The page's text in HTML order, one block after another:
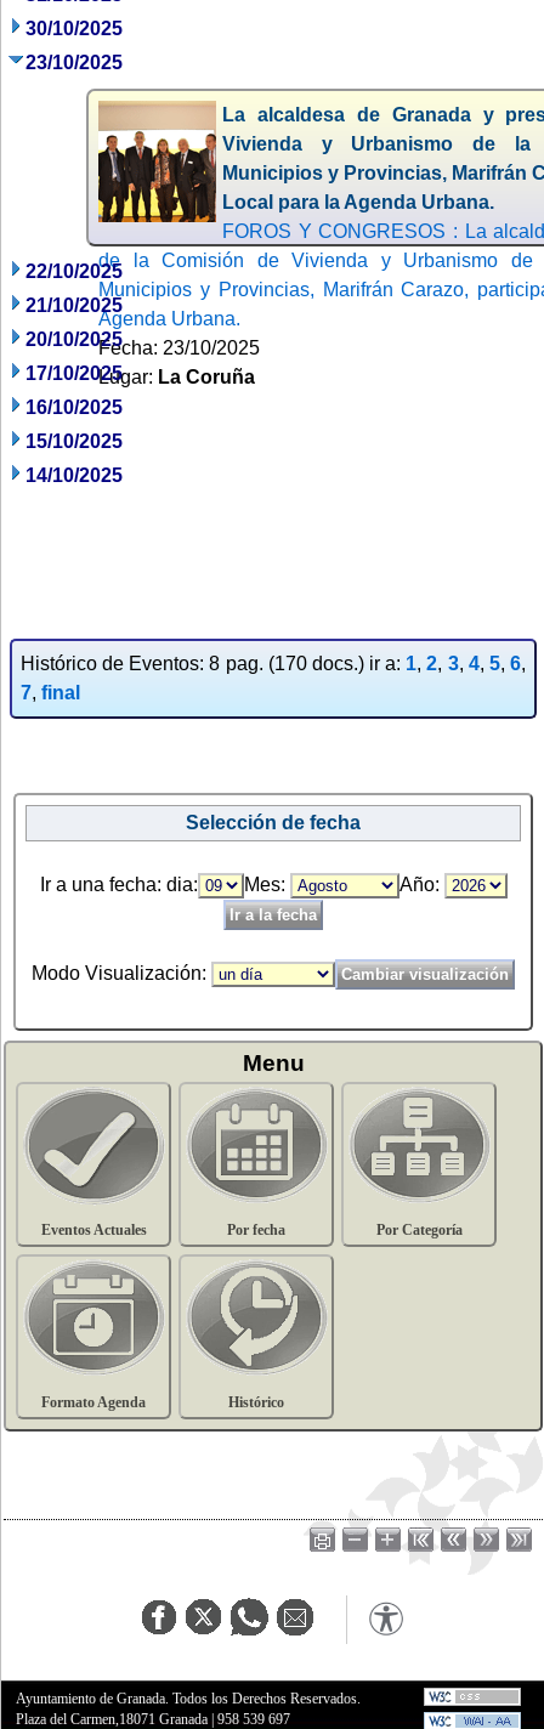
30/10/2025
23/10/2025
La alcaldesa de Granada y
Vivienda y Urbanismo de la
Municipios y Provincias, Marifrán
Local para la Agenda Urbana.
FOROS Y CONGRESOS : La
de la Comisión de Vivienda y Urbanismo de
Municipios y Provincias, Marifrán Carazo,
Agenda Urbana.
Fecha: 23/10/2025
Lugar: La Coruña
22/10/2025
21/10/2025
20/10/2025
17/10/2025
16/10/2025
15/10/2025
14/10/2025
Histórico de Eventos: 8 pag. (170 docs.) ir a: 1,2, 3, 4, 5,6,
7, final
Selección de fecha
Ir a una fecha: dia: Mes: Año:
Modo Visualización:
Menu
Eventos Actuales Por fecha Por Categoría
Formato Agenda Histórico
Ayuntamiento de Granada. Todos los Derechos Reservados.
Plaza del Carmen,18071 Granada |958 539 697